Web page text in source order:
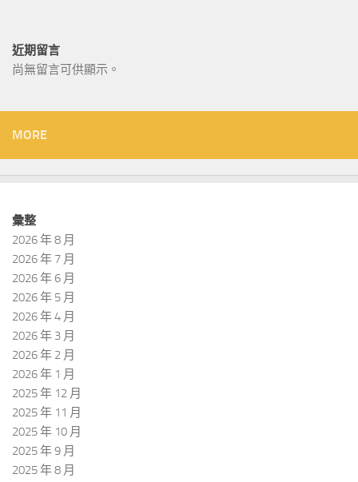
近期留言
尚無留言可供顯示。
MORE
彙整
2026 年 8 月
2026 年 7 月
2026 年 6 月
2026 年 5 月
2026 年 4 月
2026 年 3 月
2026 年 2 月
2026 年 1 月
2025 年 12 月
2025 年 11 月
2025 年 10 月
2025 年 9 月
2025 年 8 月